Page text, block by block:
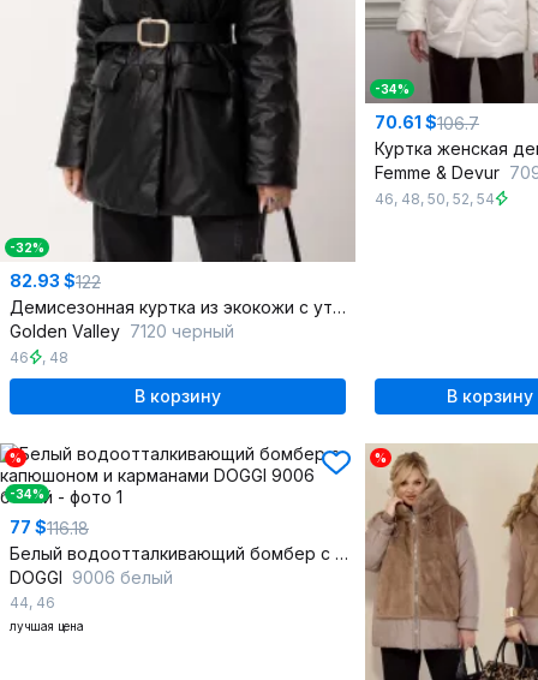
-32%
82.93 $122
Демисезонная куртка из экокожи с утеплителем и съемным поясом
Golden Valley 7120 черный
46 , 48
В корзину
-34%
70.61 $106.7
Femme & Devur
46, 48, 50, 52, 54
В корзину
%
-34%
77 $116.18
Белый водоотталкивающий бомбер с капюшоном и карманами
DOGGI 9006 белый
44, 46
лучшая цена
%